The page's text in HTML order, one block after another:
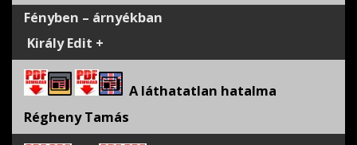
Fényben – árnyékban
Király Edit +
A láthatatlan hatalma
Régheny Tamás